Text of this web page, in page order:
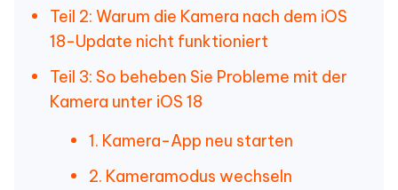
Teil 2: Warum die Kamera nach dem iOS
18-Update nicht funktioniert
Teil 3: So beheben Sie Probleme mit der
Kamera unter iOS 18
1. Kamera-App neu starten
2. Kameramodus wechseln